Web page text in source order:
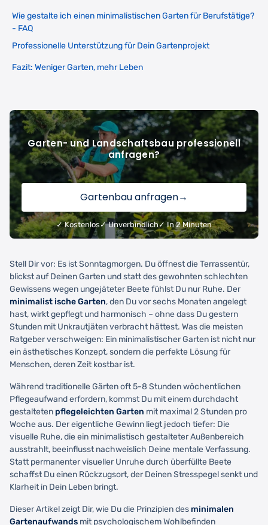
Wie gestalte ich einen minimalistischen Garten für Berufstätige?
- FAQ
Professionelle Unterstützung für Dein Gartenprojekt
Fazit: Weniger Garten, mehr Leben
Garten- und Landschaftsbau professionell
anfragen?
Gartenbau anfragen→
✓ Kostenlos ✓ Unverbindlich✓ In 2 Minuten
Stell Dir vor: Es ist Sonntagmorgen. Du öffnest die Terrassentür,
blickst auf Deinen Garten und statt des gewohnten schlechten
Gewissens wegen ungejäteter Beete fühlst Du nur Ruhe. Der
minimalist ische Garten, den Du vor sechs Monaten angelegt
hast, wirkt gepflegt und harmonisch – ohne dass Du gestern
Stunden mit Unkrautjäten verbracht hättest. Was die meisten
Ratgeber verschweigen: Ein minimalistischer Garten ist nicht nur
ein ästhetisches Konzept, sondern die perfekte Lösung für
Menschen, deren Zeit kostbar ist.
Während traditionelle Gärten oft 5-8 Stunden wöchentlichen
Pflegeaufwand erfordern, kommst Du mit einem durchdacht
gestalteten pflegeleichten Garten mit maximal 2 Stunden pro
Woche aus. Der eigentliche Gewinn liegt jedoch tiefer: Die
visuelle Ruhe, die ein minimalistisch gestalteter Außenbereich
ausstrahlt, beeinflusst nachweislich Deine mentale Verfassung.
Statt permanenter visueller Unruhe durch überfüllte Beete
schaffst Du einen Rückzugsort, der Deinen Stresspegel senkt und
Klarheit in Dein Leben bringt.
Dieser Artikel zeigt Dir, wie Du die Prinzipien des minimalen
Gartenaufwands mit psychologischem Wohlbefinden